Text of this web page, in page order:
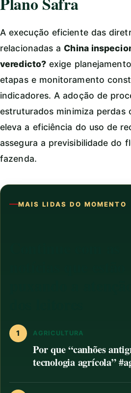
A execução eficiente das
relacionadas aChina
veredicto? exige
etapas e monitoramento
indicadores. A adoção de
estruturados minimiza perdas
eleva a eficiência do uso de
assegura a previsibilidade do
fazenda.
MAIS LIDAS DO MOMENTO
1 AGRICULTURA
Por que “canhões
tecnologia agrícola”